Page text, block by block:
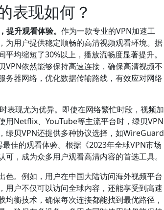
表现如何？
升观看体验。 作为一款专业的VPN加速工
为用户提供稳定顺畅的高清视频观看环境。据
均缩短了30%以上，播放流畅度显著提升。
依然能够保持高速连接，确保高清视频不
务器网络，优化数据传输路线，有效应对网络
表现尤为优异。即使在网络繁忙时段，视频加
用Netflix、YouTube等主流平台时，绿贝VPN
绿贝VPN还提供多种协议选择，如WireGuard
佳的观看体验。根据《2023年全球VPN市场
，成为众多用户观看高清内容的首选工具。
。例如，用户在中国大陆访问海外视频平台
用户不仅可以访问全球内容，还能享受到高速
衡技术，确保每次连接都能找到最优路径，